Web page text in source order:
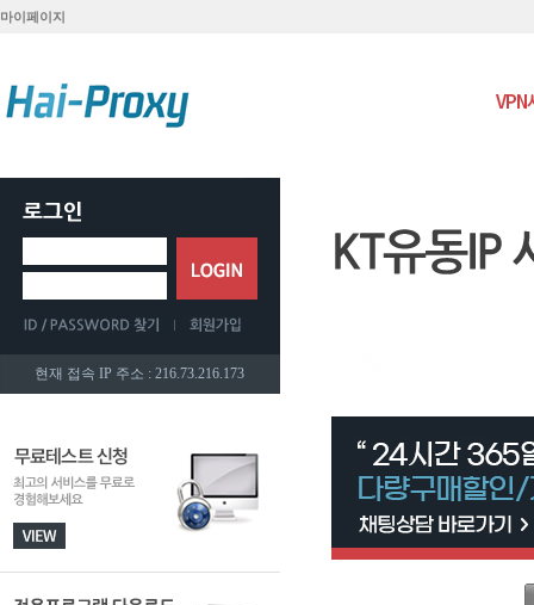
마이페이지
VPN
현재 접속 IP 주소 : 216.73.216.173